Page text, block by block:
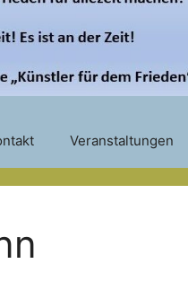
Veranstaltungen